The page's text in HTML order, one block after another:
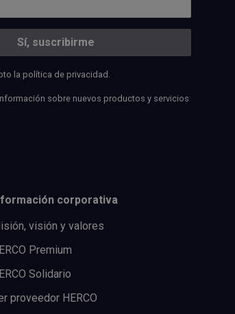
la política de privacidad.
sobre nuevos productos y servicios
corporativa
visión y valores
Premium
Solidario
proveedor HERCO